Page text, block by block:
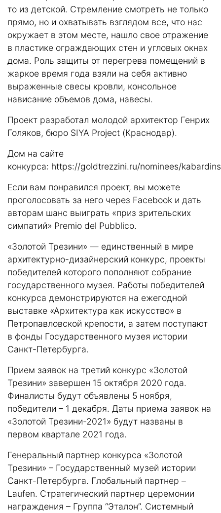
то из детской. Стремление смотреть не только
прямо, но и охватывать взглядом все, что нас
окружает в этом месте, нашло свое отражение
в пластике ограждающих стен и угловых окнах
дома. Роль защиты от перегрева помещений в
жаркое время года взяли на себя активно
выраженные свесы кровли, консольное
нависание объемов дома, навесы.
Проект разработал молодой архитектор Генрих
Голяков, бюро SIYA Project (Краснодар).
Дом на сайте
конкурса: https://goldtrezzini.ru/nominees/
Если вам понравился проект, вы можете
проголосовать за него через Facebook и дать
авторам шанс выиграть «приз зрительских
симпатий» Premio del Pubblico.
«Золотой Трезини» — единственный в мире
архитектурно-дизайнерский конкурс, проекты
победителей которого пополняют собрание
государственного музея. Работы победителей
конкурса демонстрируются на ежегодной
выставке «Архитектура как искусство» в
Петропавловской крепости, а затем поступают
в фонды Государственного музея истории
Санкт-Петербурга.
Прием заявок на третий конкурс «Золотой
Трезини» завершен 15 октября 2020 года.
Финалисты будут объявлены 5 ноября,
победители – 1 декабря. Даты приема заявок на
«Золотой Трезини-2021» будут названы в
первом квартале 2021 года.
Генеральный партнер конкурса «Золотой
Трезини» – Государственный музей истории
Санкт-Петербурга. Глобальный партнер –
Laufen. Стратегический партнер церемонии
награждения – Группа “Эталон”. Системный